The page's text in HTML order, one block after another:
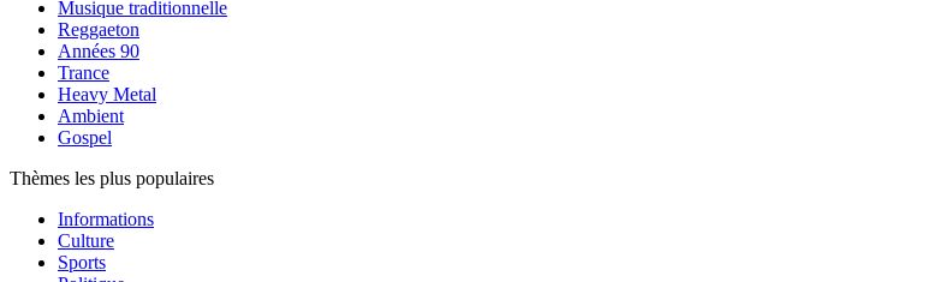
Musique traditionnelle
Reggaeton
Années 90
Trance
Heavy Metal
Ambient
Gospel
Thèmes les plus populaires
Informations
Culture
Sports